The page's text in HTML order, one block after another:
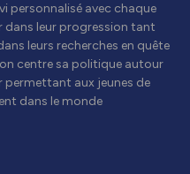
personnalisé avec chaque
leur progression tant
leurs recherches en quête
centre sa politique autour
permettant aux jeunes de
dans le monde